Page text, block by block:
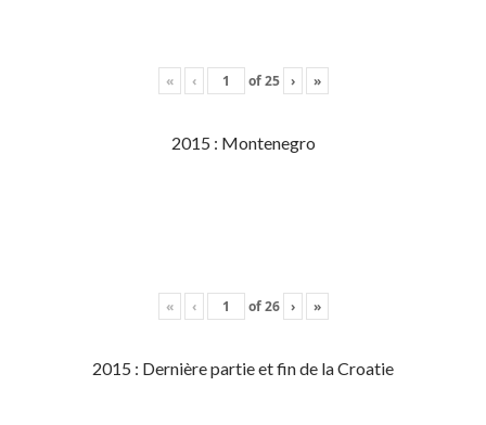
« ‹ of25 › »
2015 : Montenegro
« ‹ of26 › »
2015 : Dernière partie et fin de la Croatie